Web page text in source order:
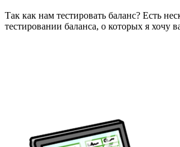
Так как нам тестировать баланс? Есть
тестировании баланса, о которых я хочу